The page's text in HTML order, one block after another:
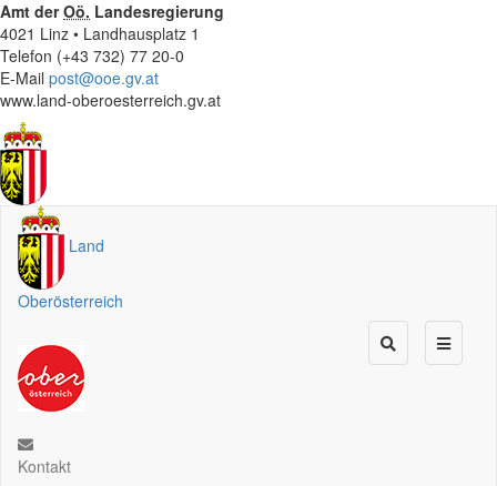
Amt derOö. Landesregierung
4021 Linz • Landhausplatz 1
Telefon (+43 732) 77 20-0
E-Mail post@ooe.gv.at
www.land-oberoesterreich.gv.at
Land
Oberösterreich
Kontakt